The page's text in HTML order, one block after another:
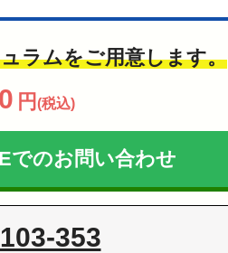
ラムをご用意します。
円 (税込)
でのお問い合わせ
353